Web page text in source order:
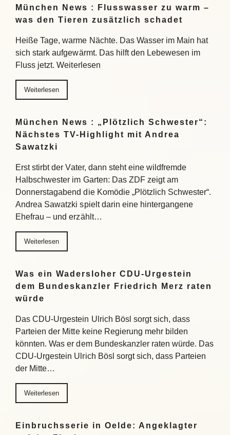
München News : Flusswasser zu warm –
was den Tieren zusätzlich schadet
Heiße Tage, warme Nächte. Das Wasser im Main hat
sich stark aufgewärmt. Das hilft den Lebewesen im
Fluss jetzt. Weiterlesen
Weiterlesen
München News : „Plötzlich Schwester“:
Nächstes TV-Highlight mit Andrea
Sawatzki
Erst stirbt der Vater, dann steht eine wildfremde
Halbschwester im Garten: Das ZDF zeigt am
Donnerstagabend die Komödie „Plötzlich Schwester“.
Andrea Sawatzki spielt darin eine hintergangene
Ehefrau – und erzählt…
Weiterlesen
Was ein Wadersloher CDU-Urgestein
dem Bundeskanzler Friedrich Merz raten
würde
Das CDU-Urgestein Ulrich Bösl sorgt sich, dass
Parteien der Mitte keine Regierung mehr bilden
könnten. Was er dem Bundeskanzler raten würde. Das
CDU-Urgestein Ulrich Bösl sorgt sich, dass Parteien
der Mitte…
Weiterlesen
Einbruchsserie in Oelde: Angeklagter